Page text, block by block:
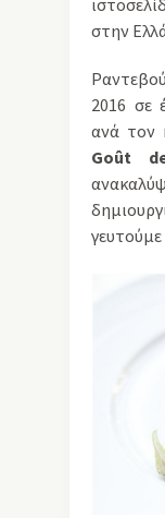
στην
2016 σε
ανά τον
Goût
γευτούμε